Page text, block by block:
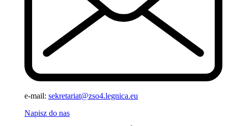
e-mail: sekretariat@zso4.legnica.eu
Napisz do nas